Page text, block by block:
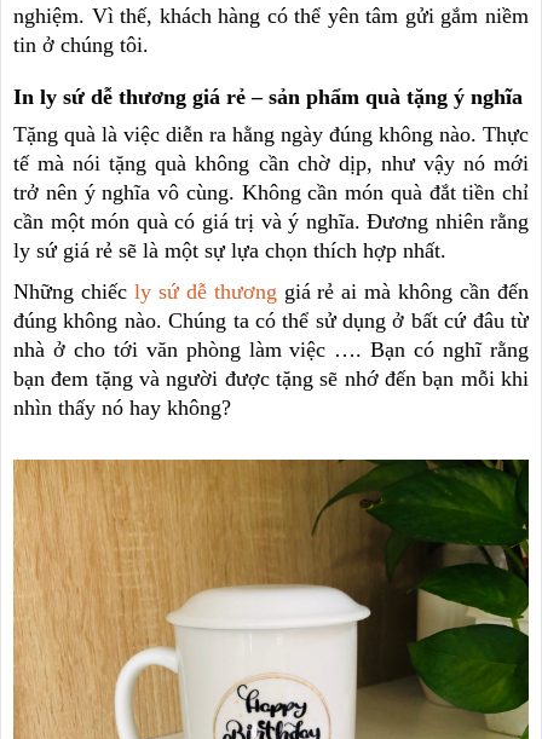
nghiệm. Vì thế, khách hàng có thể yên tâm gửi gắm niềm
tin ở chúng tôi.
In ly sứ dễ thương giá rẻ – sản phẩm quà tặng ý nghĩa
Tặng quà là việc diễn ra hằng ngày đúng không nào. Thực
tế mà nói tặng quà không cần chờ dịp, như vậy nó mới
trở nên ý nghĩa vô cùng. Không cần món quà đắt tiền chỉ
cần một món quà có giá trị và ý nghĩa. Đương nhiên rằng
ly sứ giá rẻ sẽ là một sự lựa chọn thích hợp nhất.
Những chiếc ly sứ dễ thương giá rẻ ai mà không cần đến
đúng không nào. Chúng ta có thể sử dụng ở bất cứ đâu từ
nhà ở cho tới văn phòng làm việc …. Bạn có nghĩ rằng
bạn đem tặng và người được tặng sẽ nhớ đến bạn mỗi khi
nhìn thấy nó hay không?